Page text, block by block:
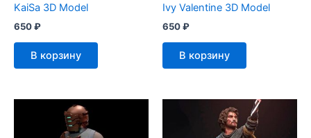
KaiSa 3D Model
650₽
В корзину
Ivy Valentine 3D Model
650₽
В корзину